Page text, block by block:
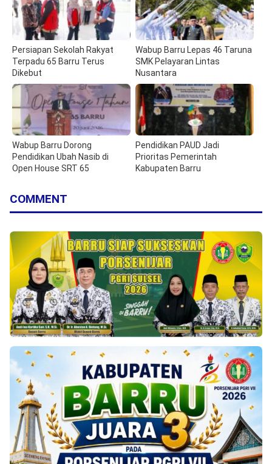
Persiapan Sekolah Rakyat
Terpadu 65 Barru Terus
Dikebut
Wabup Barru Lepas 46 Taruna
SMK Pelayaran Lintas
Nusantara
Wabup Barru Dorong
Pendidikan Ubah Nasib di
Open House SRT 65
Pendidikan PAUD Jadi
Prioritas Pemerintah
Kabupaten Barru
COMMENT